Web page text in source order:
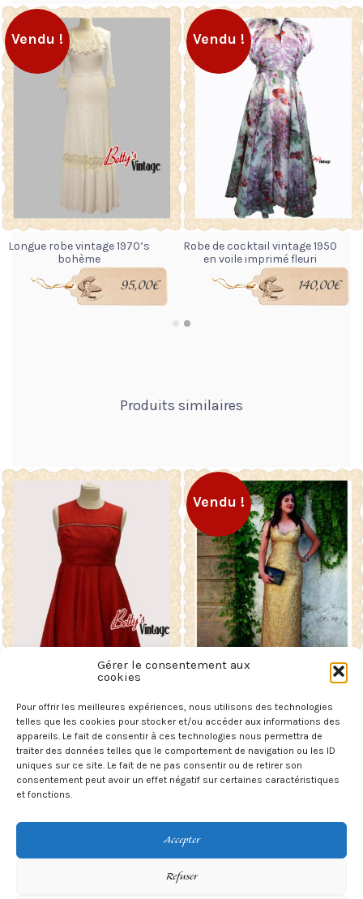
Gérer le consentement aux
cookies
Pour offrir les meilleures expériences, nous utilisons des technologies
telles que les cookies pour stocker et/ou accéder aux informations des
appareils. Le fait de consentir à ces technologies nous permettra de
traiter des données telles que le comportement de navigation ou les ID
uniques sur ce site. Le fait de ne pas consentir ou de retirer son
consentement peut avoir un effet négatif sur certaines caractéristiques
et fonctions.
Accepter
Refuser
Vendu !
Longue robe vintage 1970’s
bohème
95,00€
Vendu !
Robe de cocktail vintage 1950
en voile imprimé fleuri
140,00€
Produits similaires
Robe rouge vintage 1990’s
39,00€
AJOUTER AU PANIER
Vendu !
Robe de soirée de couleur or
de chez » Escada Couture «
300,00€
LIRE LA SUITE